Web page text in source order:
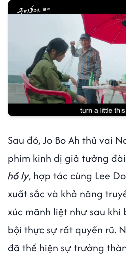
Sau đó, Jo Bo Ah thủ vai
phim kinh dị giả tưởng
hồ ly, hợp tác cùng Lee
xuất sắc và khả năng
xúc mãnh liệt như sau khi
bội thực sự rất quyến rũ.
đã thể hiện sự trưởng